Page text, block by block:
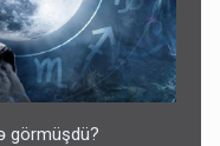
görmüşdü?